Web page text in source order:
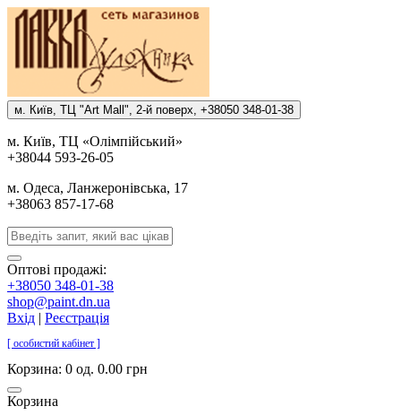
м. Киïв, ТЦ "Art Mall", 2-й поверх, +38050 348-01-38
м. Киïв, ТЦ «Олiмпiйський»
+38044 593-26-05
м. Одеса, Ланжеронiвська, 17
+38063 857-17-68
Оптові продажі:
+38050 348-01-38
shop@paint.dn.ua
Вхід | Реєстрація
[ особистий кабінет ]
Корзина: 0 од. 0.00 грн
Корзина